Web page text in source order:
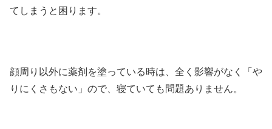
てしまうと困ります。
顔周り以外に薬剤を塗っている時は、全く影響がなく「や
りにくさもない」ので、寝ていても問題ありません。